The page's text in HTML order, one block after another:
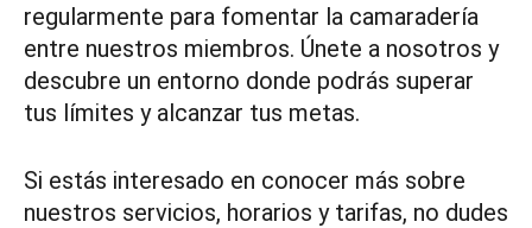
regularmente para fomentar la camaradería
entre nuestros miembros. Únete a nosotros y
descubre un entorno donde podrás superar
tus límites y alcanzar tus metas.
Si estás interesado en conocer más sobre
nuestros servicios, horarios y tarifas, no dudes